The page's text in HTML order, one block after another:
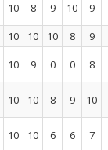
10 8 9 10
9
10 10 10 8
9
10 9 0 0
8
10 10 8 9
10
10 10 6 6
7